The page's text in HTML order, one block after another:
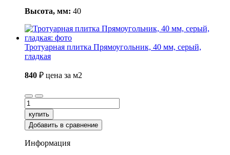
Высота, мм: 40
Тротуарная плитка Прямоугольник, 40 мм, серый,
гладкая
840 ₽ цена за м2
купить
Добавить в сравнение
Информация